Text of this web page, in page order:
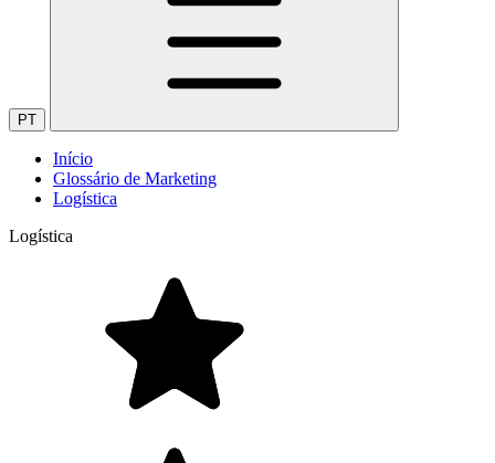
PT
Início
Glossário de Marketing
Logística
Logística